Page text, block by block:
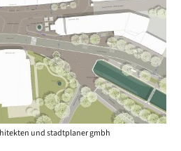
und stadtplaner gmbh